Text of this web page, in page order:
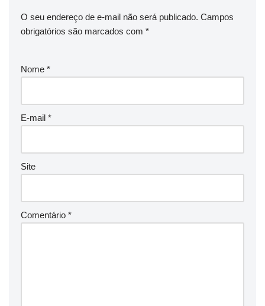
O seu endereço de e-mail não será publicado. Campos
obrigatórios são marcados com *
Nome *
E-mail *
Site
Comentário *